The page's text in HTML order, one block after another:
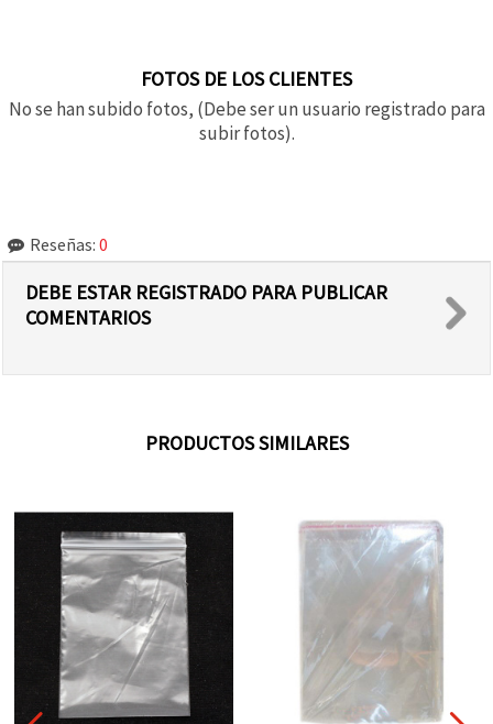
FOTOS DE LOS CLIENTES
No se han subido fotos, (Debe ser un usuario registrado para
subir fotos).
Reseñas: 0
DEBE ESTAR REGISTRADO PARA PUBLICAR
COMENTARIOS
PRODUCTOS SIMILARES